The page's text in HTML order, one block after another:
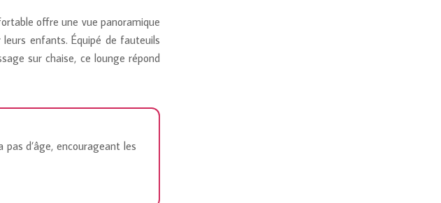
offre une vue panoramique
enfants. Équipé de fauteuils
sur chaise, ce lounge répond
d’âge, encourageant les